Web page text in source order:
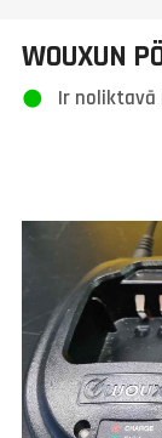
WOUXUN
Ir noliktavā